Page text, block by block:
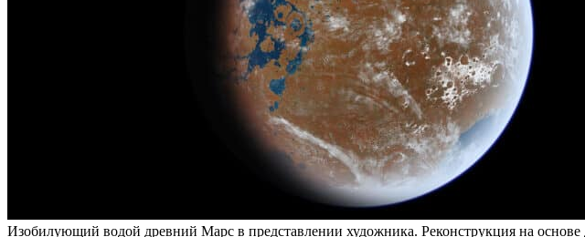
Изобилующий водой древний Марс в представлении художника. Реконструкция на